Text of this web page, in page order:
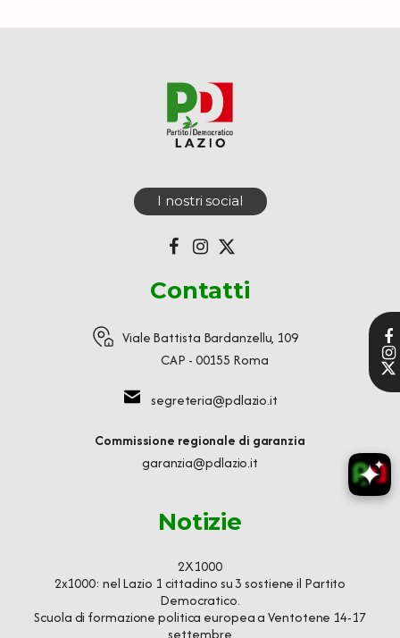
I nostri social
Contatti
Viale Battista Bardanzellu, 109
CAP - 00155 Roma
segreteria@pdlazio.it
Commissione regionale di garanzia
garanzia@pdlazio.it
Notizie
2X1000
2x1000: nel Lazio 1 cittadino su 3 sostiene il Partito
Democratico.
Scuola di formazione politica europea a Ventotene 14-17
settembre